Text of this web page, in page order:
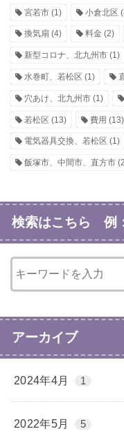
宮若市 (1) 小倉北区
換気扇 (4) 料金 (2)
新型コロナ、北九州市 (1)
水巻町、若松区 (1)
穴あけ、北九州市 (1)
若松区 (13) 費用 (13)
電気器具交換、若松区 (1)
飯塚市、中間市、直方市
検索はこちら 例
アーカイブ
2024年4月 1
2022年5月 5